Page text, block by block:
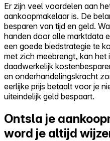
Er zijn veel voordelen aan
aankoopmakelaar is. De
besparen van tijd en geld.
handen door alle marktdata
een goede biedstrategie te
met zich meebrengt, kan het
daadwerkelijk
en onderhandelingskracht
eerlijke prijs betaalt voor je
uiteindelijk geld bespaart.
Ontsla je
word je altijd